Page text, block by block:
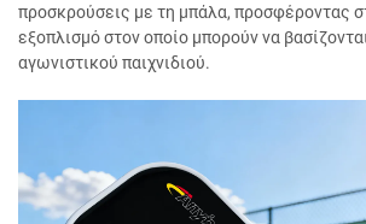
προσκρούσεις με τη μπάλα, προσφέροντας
εξοπλισμό στον οποίο μπορούν να
αγωνιστικού παιχνιδιού.